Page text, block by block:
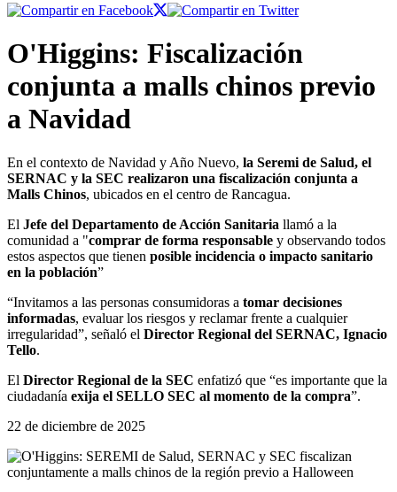
O'Higgins: Fiscalización
conjunta a malls chinos previo
a Navidad
En el contexto de Navidad y Año Nuevo, la Seremi de Salud, el
SERNAC y la SEC realizaron una fiscalización conjunta a
Malls Chinos, ubicados en el centro de Rancagua.
El Jefe del Departamento de Acción Sanitaria llamó a la
comunidad a "comprar de forma responsable y observando todos
estos aspectos que tienen posible incidencia o impacto sanitario
en la población”
“Invitamos a las personas consumidoras a tomar decisiones
informadas, evaluar los riesgos y reclamar frente a cualquier
irregularidad”, señaló el Director Regional del SERNAC, Ignacio
Tello.
El Director Regional de la SEC enfatizó que “es importante que la
ciudadanía exija el SELLO SEC al momento de la compra”.
22 de diciembre de 2025